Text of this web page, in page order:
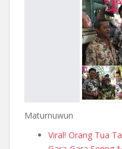
Maturnuwun
Viral! Orang Tua